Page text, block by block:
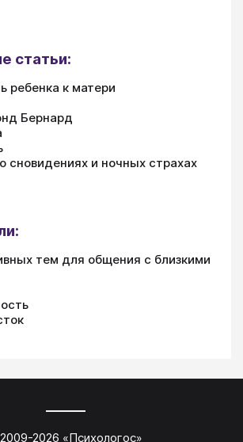
статьи:
ребенка к матери
Бернард
сновидениях и ночных страхах
тем для общения с близкими
2026 «Психологос»